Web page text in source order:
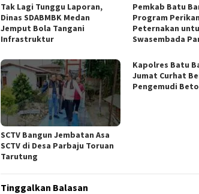
Tak Lagi Tunggu Laporan,
Dinas SDABMBK Medan
Jemput Bola Tangani
Infrastruktur
Pemkab Batu
Program
Peternakan
Swasembada
SCTV Bangun Jembatan Asa
SCTV di Desa Parbaju Toruan
Tarutung
Kapolres Batu
Jumat Curhat
Pengemudi
Tinggalkan Balasan